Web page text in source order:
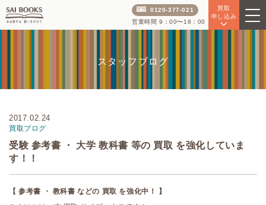
買取
申し込み
0120-377-021
営業時間 9：00〜18：00
スタッフブログ
2017.02.24
買取ブログ
受験 参考書 ・ 大学 教科書 等の 買取 を強化していま
す！！
【 参考書 ・ 教科書 などの 買取 を強化中！ 】